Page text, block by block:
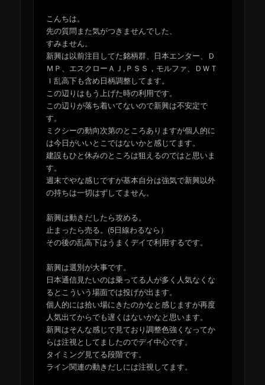
こんちは。
先の質問また気がつきませんでした、
すみません。
新興は以前注目してた銘柄群、日本エンター、Ｄ
ＭＰ、エスクローＡＪ,ＰＳＳ，モルファ、ＤＷＴ
Ｉ乱高下も含め日柄調整してます。
この辺りはもう上げた時の利用です。
この辺りが落ち着いてないので新興は不安定で
す。
ミクシーの動向次第のところありますが個人的に
は今日がいいとこではないかと感じてます。
建設もひと休みのところは狙えるのではと思いま
す。
週末でやな感じですが基本自分は強気で新興以外
の持ちは一切はずしてません。
新興は動きだしたら攻める。
止まったら売る。(5日線わるなら）
その後の乱高下はうまくデイで利用するです。
新興は選別が大事です。
日本通信見たいのは乗ってる人が多く人気なくな
るとこういう場面では投げが出ます。
個人的には拾い場にきたのかなと感じますが再度
人気出てからでも遅くはないかなと思います。
新興はそんな感じで見ており調整色強くなってか
らは注視としてましたのでデイ中心です。
タイミング見てる段階です。
ライン関連の動きだしには注視してます。